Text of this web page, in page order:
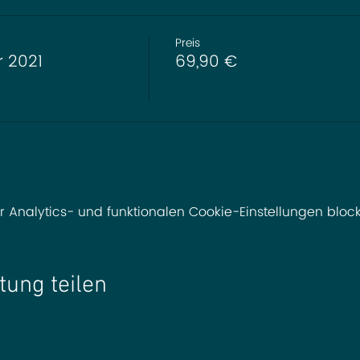
Preis
69,90 €
und funktionalen Cookie-Einstellungen
teilen